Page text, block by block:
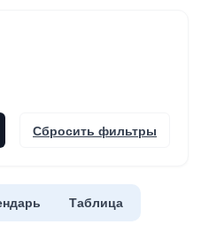
Сбросить фильтры
Таблица